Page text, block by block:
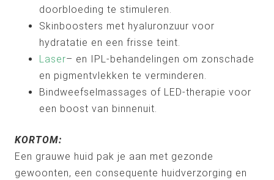
doorbloeding te stimuleren.
Skinboosters met hyaluronzuur voor
hydratatie en een frisse teint.
Laser– en IPL-behandelingen om zonschade
en pigmentvlekken te verminderen.
Bindweefselmassages of LED-therapie voor
een boost van binnenuit.
KORTOM:
Een grauwe huid pak je aan met gezonde
gewoonten, een consequente huidverzorging en